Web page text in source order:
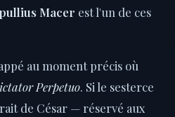
Macer est l'un de ces
au moment précis où
Perpetuo. Si le sesterce
de César — réservé aux